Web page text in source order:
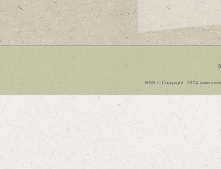
RSS © Copyright 2024